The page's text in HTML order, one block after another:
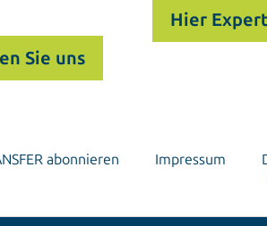
Sie uns
Hier
abonnieren Impressum